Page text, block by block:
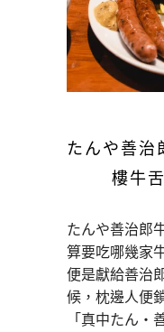
たんや善治
樓牛
たんや善治郎
算要吃哪幾家
便是獻給善治
候，枕邊人便
「真中たん‧